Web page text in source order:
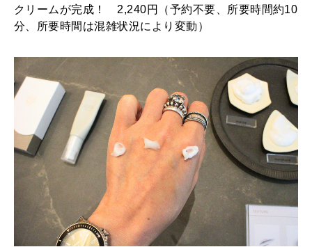
クリームが完成！ 2,240円（予約不要、所要時間約10
分、所要時間は混雑状況により変動）